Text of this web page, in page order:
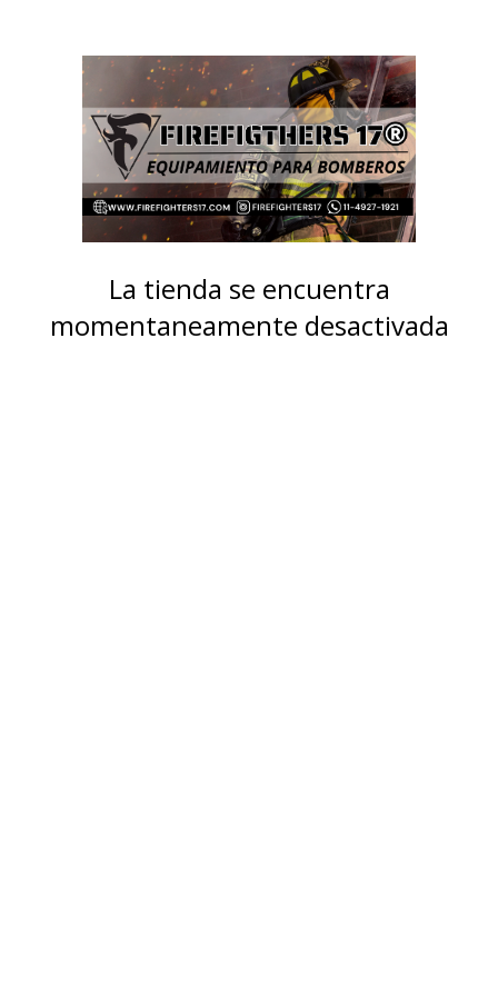
La tienda se encuentra
momentaneamente desactivada